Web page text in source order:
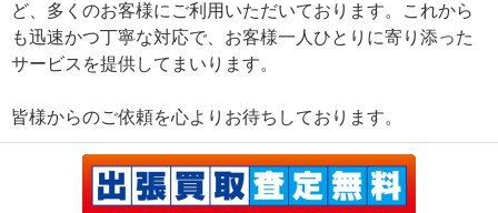
ど、多くのお客様にご利用いただいております。これから
も迅速かつ丁寧な対応で、お客様一人ひとりに寄り添った
サービスを提供してまいります。
皆様からのご依頼を心よりお待ちしております。